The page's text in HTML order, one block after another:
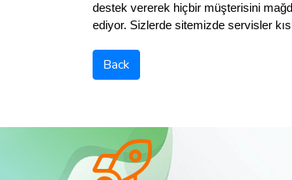
destek vererek hiçbir müşterisini
ediyor. Sizlerde sitemizde servisler
Back